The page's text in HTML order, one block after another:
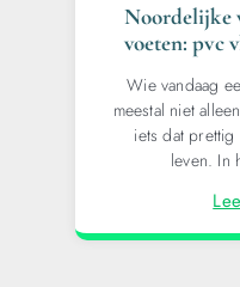
Noordelijke
voeten: pvc
Wie vandaag
meestal niet
iets dat
leven. In